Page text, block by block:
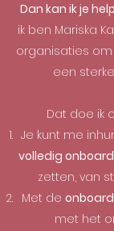
Dan kan ik je
ik ben Mariska
organisaties
een
Dat doe ik
Je kunt me
volledig
zetten, van
Met de
met het